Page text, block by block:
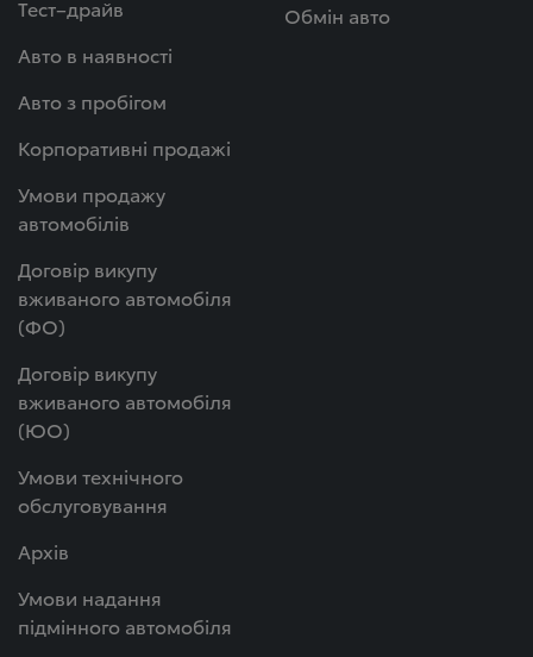
Тест–драйв
Авто в наявності
Авто з пробігом
Корпоративні продажі
Умови продажу
автомобілів
Договір викупу
вживаного автомобіля
(ФО)
Договір викупу
вживаного автомобіля
(ЮО)
Умови технічного
обслуговування
Архів
Умови надання
підмінного автомобіля
Обмін авто